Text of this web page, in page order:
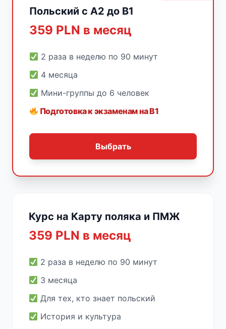
Польский с A2 до B1
359 PLN в месяц
2 раза в неделю по 90 минут
4 месяца
Мини-группы до 6 человек
Подготовка к экзаменам на B1
Выбрать
Курс на Карту поляка и ПМЖ
359 PLN в месяц
2 раза в неделю по 90 минут
3 месяца
Для тех, кто знает польский
История и культура